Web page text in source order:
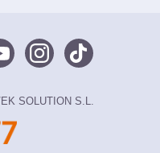
SOLUTION S.L.